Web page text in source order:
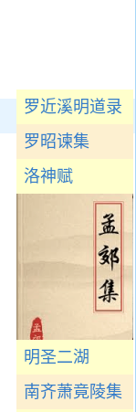
罗近溪明道录
罗昭谏集
洛神赋
明圣二湖
南齐萧竟陵集